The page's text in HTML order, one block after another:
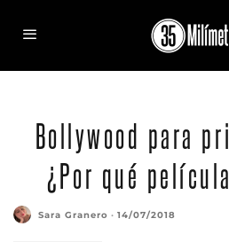
Bollywood para
¿Por qué
Sara Granero · 14/07/2018